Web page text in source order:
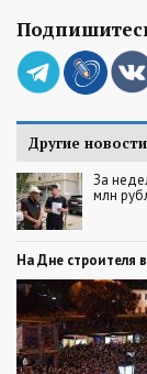
Другие новости
За
млн
На Дне строителя